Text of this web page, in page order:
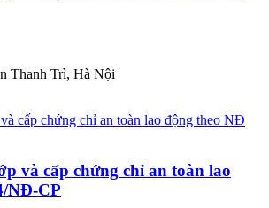
Thanh Trì, Hà Nội
và cấp chứng chỉ an toàn lao
NĐ-CP